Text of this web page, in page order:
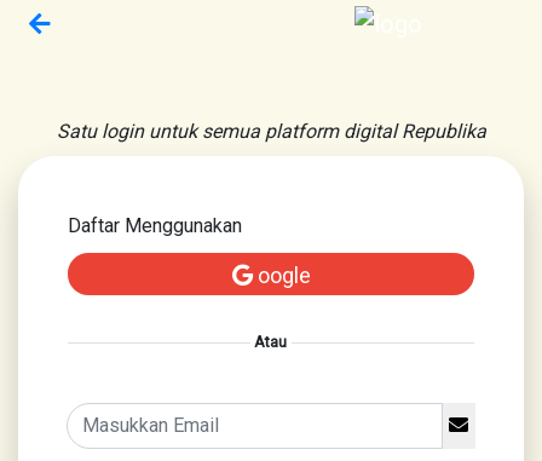
Satu login untuk semua platform digital Republika
Daftar Menggunakan
oogle
Atau